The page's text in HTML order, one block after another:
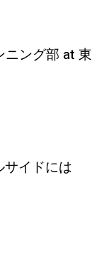
ニング部 at 東
イドには